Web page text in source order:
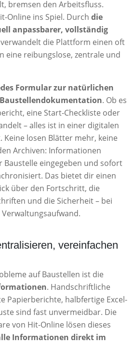
bremsen den Arbeitsfluss.
Online ins Spiel. Durch die
anpassbarer, vollständig
verwandelt die Plattform einen oft
eine reibungslose, zentrale und
Formular zur natürlichen
. Ob es
eine Start-Checkliste oder
– alles ist in einer digitalen
losen Blätter mehr, keine
Archiven: Informationen
Baustelle eingegeben und sofort
Das bietet dir einen
über den Fortschritt, die
und die Sicherheit – bei
vereinfachen
auf Baustellen ist die
. Handschriftliche
Papierberichte, halbfertige Excel-
sind fast unvermeidbar. Die
von Hit-Online lösen dieses
Informationen direkt im